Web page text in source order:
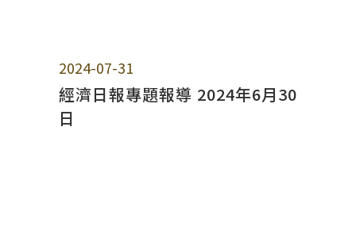
2024-07-31
經濟日報專題報導 2024年6月30
日